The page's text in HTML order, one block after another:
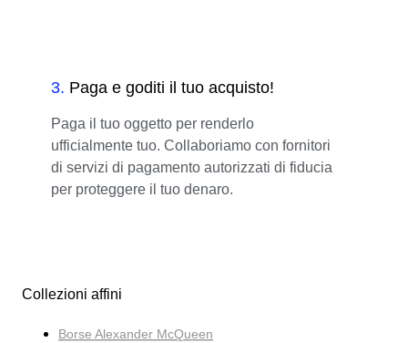
3. Paga e goditi il tuo acquisto!
Paga il tuo oggetto per renderlo
ufficialmente tuo. Collaboriamo con fornitori
di servizi di pagamento autorizzati di fiducia
per proteggere il tuo denaro.
Collezioni affini
Borse Alexander McQueen